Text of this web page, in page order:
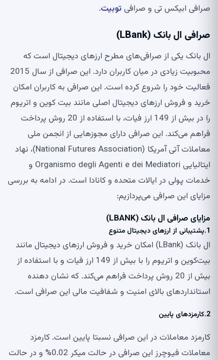
صرافی ابیکس تی و صرافی توبیت.
صرافی ال بانک (LBank)
ال بانک یکی از صرافی‌های مطرح ارزهای دیجیتال است که
محبوبیت زیادی در میان کاربران دارد. این صرافی از سال 2015
فعالیت خود را شروع کرده است. این صرافی به کاربران امکان
خرید و فروش ارزهای دیجیتال اصلی مانند بیت کوین و اتریوم
را در بیش از 149 ارز فیات، با استفاده از 20 روش پرداخت
فراهم می‌کند. این صرافی دارای مجوزهایی از انجمن ملی
معاملات آتی آمریکا (National Futures Association)، نهاد
ایتالیایی Organismo degli Agenti e dei Mediatori و
خدمات پولی در ایالات متحده و کانادا است. در ادامه به بررسی
مزایای این صرافی می‌پردازیم:
مزایای صرافی ال بانک (LBANK)
1.پشتیبانی از ارزهای دیجیتال متنوع
ال بانک (LBank) امکان خرید و فروش ارزهای دیجیتال مانند
بیت‌کوین و اتریوم را با بیش از 149 ارز فیات و با استفاده از
بیش از 20 روش پرداخت فراهم می‌کند. که نشان دهنده
استانداردهای بالای امنیت و شفافیت مالی این صرافی است.
2.کارمزدهای پایین
کارمزد معاملات در این صرافی نسبتا پایین است. کارمزد
معاملات فیوچرز این صرافی در حالت میکر 0.02% و در حالت